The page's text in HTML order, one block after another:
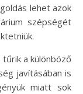
lehet azok
szépségét
a különböző
javításában is
miatt sok